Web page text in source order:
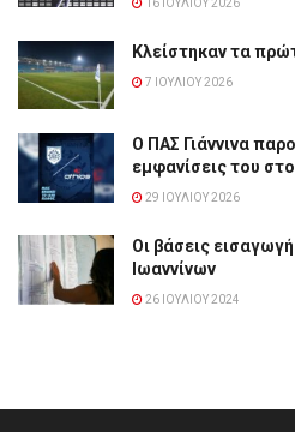
16 ΙΟΥΛΊΟΥ 2026
Κλείστηκαν τα
7 ΙΟΥΛΊΟΥ 2026
Ο ΠΑΣ Γιάννινα
εμφανίσεις του
29 ΙΟΥΛΊΟΥ 2026
Οι βάσεις
Ιωαννίνων
26 ΙΟΥΛΊΟΥ 2024